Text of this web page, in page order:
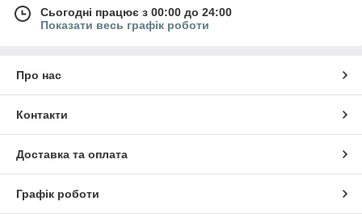
Сьогодні працює з 00:00 до 24:00
Показати весь графік роботи
Про нас
Контакти
Доставка та оплата
Графік роботи